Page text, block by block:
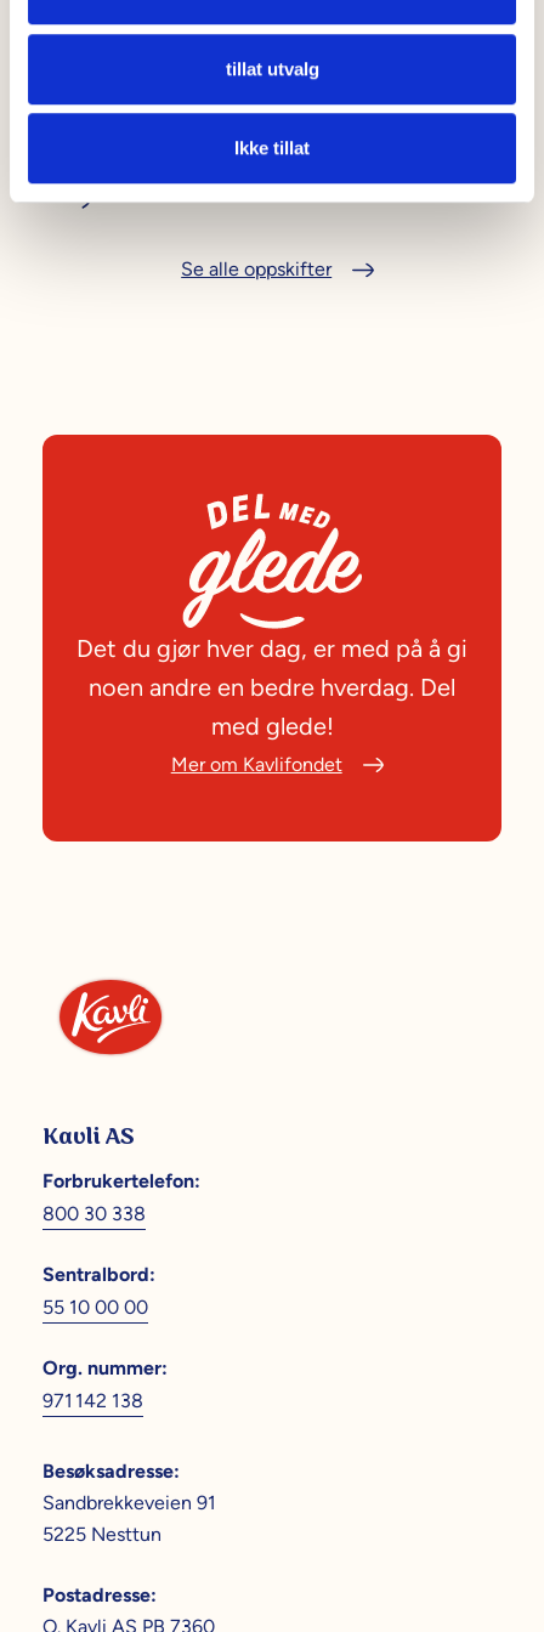
tillat utvalg
Ikke tillat
En varm og smakfull sandwich med roastbiff,
Kavli Cheddar & Chili, som tok bronse i oste-
Se alle oppskifter
Det du gjør hver dag, er med på å gi
noen andre en bedre hverdag. Del
med glede!
Mer om Kavlifondet
Kavli AS
Forbrukertelefon:
800 30 338
Sentralbord:
55 10 00 00
Org. nummer:
971 142 138
Besøksadresse:
Sandbrekkeveien 91
5225 Nesttun
Postadresse:
O. Kavli AS PB 7360